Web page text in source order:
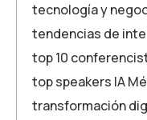
tecnología y
tendencias de
top 10
top speakers IA
transformación